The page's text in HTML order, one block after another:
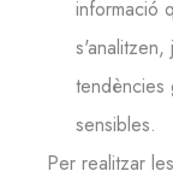
informació
s'analitzen,
tendències
sensibles.
Per realitzar